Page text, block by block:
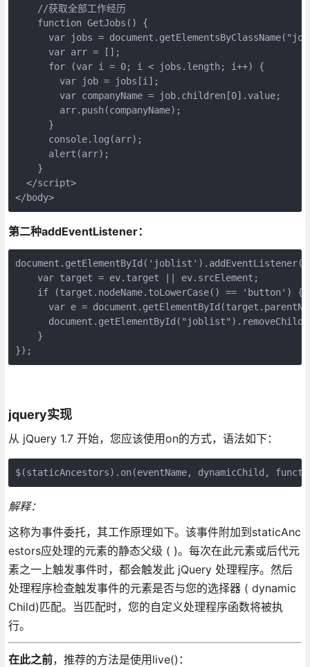
    //获取全部工作经历
    function GetJobs() {
var jobs =
      var arr = [];
      for (var i = 0; i < jobs.length; i++) {
        var job = jobs[i];
        var companyName = job.children[0].value;
        arr.push(companyName);
      }
      console.log(arr);
      alert(arr);
    }
  </script>
</body>
第二种addEventListener：
    var target = ev.target || ev.srcElement;
    if (target.nodeName.toLowerCase() == 'button') {
var e =
    }
});
jquery实现
从 jQuery 1.7 开始，您应该使用on的方式，语法如下：
$(staticAncestors).on(eventName, dynamicChild,
解释：
这称为事件委托，其工作原理如下。该事件附加到staticAnc
estors应处理的元素的静态父级 ( )。每次在此元素或后代元
素之一上触发事件时，都会触发此 jQuery 处理程序。然后
处理程序检查触发事件的元素是否与您的选择器 ( dynamic
Child)匹配。当匹配时，您的自定义处理程序函数将被执
行。
在此之前，推荐的方法是使用live()：